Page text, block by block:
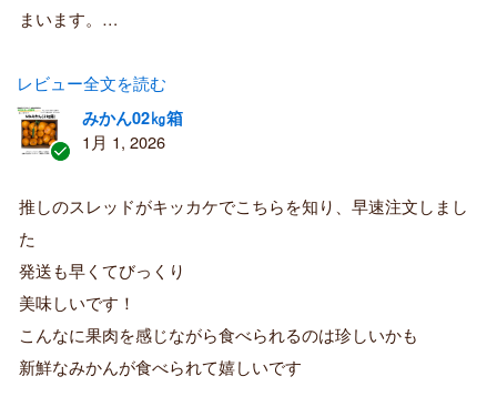
まいます。…
レビュー全文を読む
証
済
購
者
みかん02㎏箱
1月 1, 2026
推しのスレッドがキッカケでこちらを知り、早速注文しまし
た
発送も早くてびっくり
美味しいです！
こんなに果肉を感じながら食べられるのは珍しいかも
新鮮なみかんが食べられて嬉しいです